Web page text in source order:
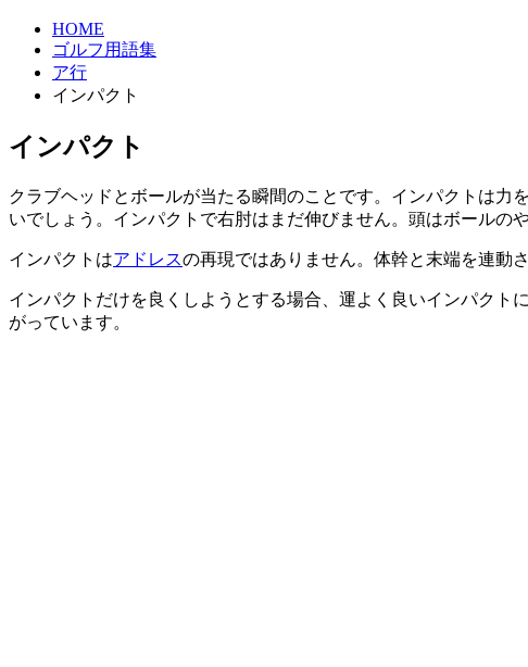
HOME
ゴルフ用語集
ア行
インパクト
インパクト
クラブヘッドとボールが当たる瞬間のことです。インパクトは
いでしょう。インパクトで右肘はまだ伸びません。頭はボールの
インパクトはアドレスの再現ではありません。体幹と末端を連動
インパクトだけを良くしようとする場合、運よく良いインパク
がっています。